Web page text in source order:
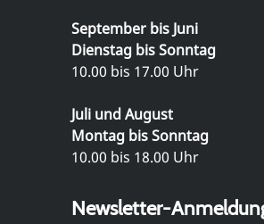
September bis Juni
Dienstag bis Sonntag
10.00 bis 17.00 Uhr
Juli und August
Montag bis Sonntag
10.00 bis 18.00 Uhr
Newsletter-